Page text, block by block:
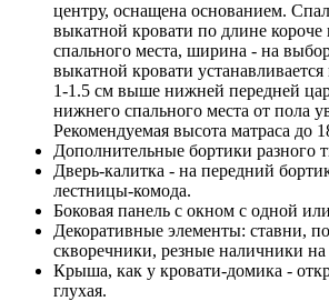
центру, оснащена основанием.
выкатной кровати по длине короче
спального места, ширина - на
выкатной кровати устанавливается
1-1.5 см выше нижней передней
нижнего спального места от пола
Рекомендуемая высота матраса до
Дополнительные бортики разного
Дверь-калитка - на передний
лестницы-комода.
Боковая панель с окном с одной
Декоративные элементы: ставни,
скворечники, резные наличники на
Крыша, как у кровати-домика -
глухая.